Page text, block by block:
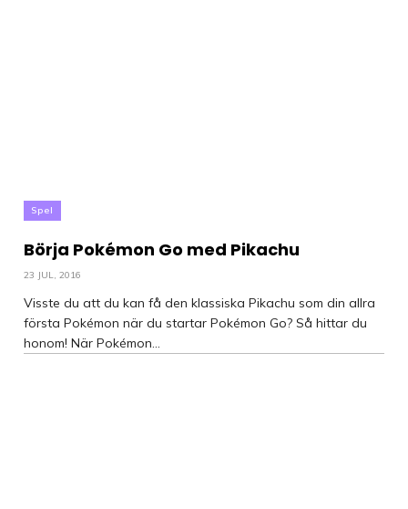
Spel
Börja Pokémon Go med Pikachu
23 JUL, 2016
Visste du att du kan få den klassiska Pikachu som din allra
första Pokémon när du startar Pokémon Go? Så hittar du
honom! När Pokémon...